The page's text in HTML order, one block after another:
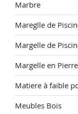
Marbre
Mareglle de
Margelle de
Margelle en
Matiere à faible
Meubles Bois